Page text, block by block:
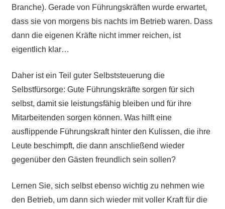
Branche). Gerade von Führungskräften wurde erwartet,
dass sie von morgens bis nachts im Betrieb waren. Dass
dann die eigenen Kräfte nicht immer reichen, ist
eigentlich klar…
Daher ist ein Teil guter Selbststeuerung die
Selbstfürsorge: Gute Führungskräfte sorgen für sich
selbst, damit sie leistungsfähig bleiben und für ihre
Mitarbeitenden sorgen können. Was hilft eine
ausflippende Führungskraft hinter den Kulissen, die ihre
Leute beschimpft, die dann anschließend wieder
gegenüber den Gästen freundlich sein sollen?
Lernen Sie, sich selbst ebenso wichtig zu nehmen wie
den Betrieb, um dann sich wieder mit voller Kraft für die